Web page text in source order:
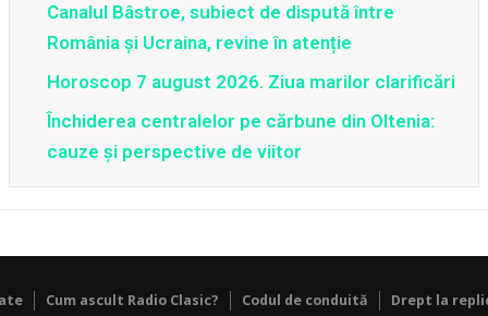
Canalul Bâstroe, subiect de dispută între
România și Ucraina, revine în atenție
Horoscop 7 august 2026. Ziua marilor clarificări
Închiderea centralelor pe cărbune din Oltenia:
cauze și perspective de viitor
Cum ascult Radio Clasic? Codul de conduită Drept la